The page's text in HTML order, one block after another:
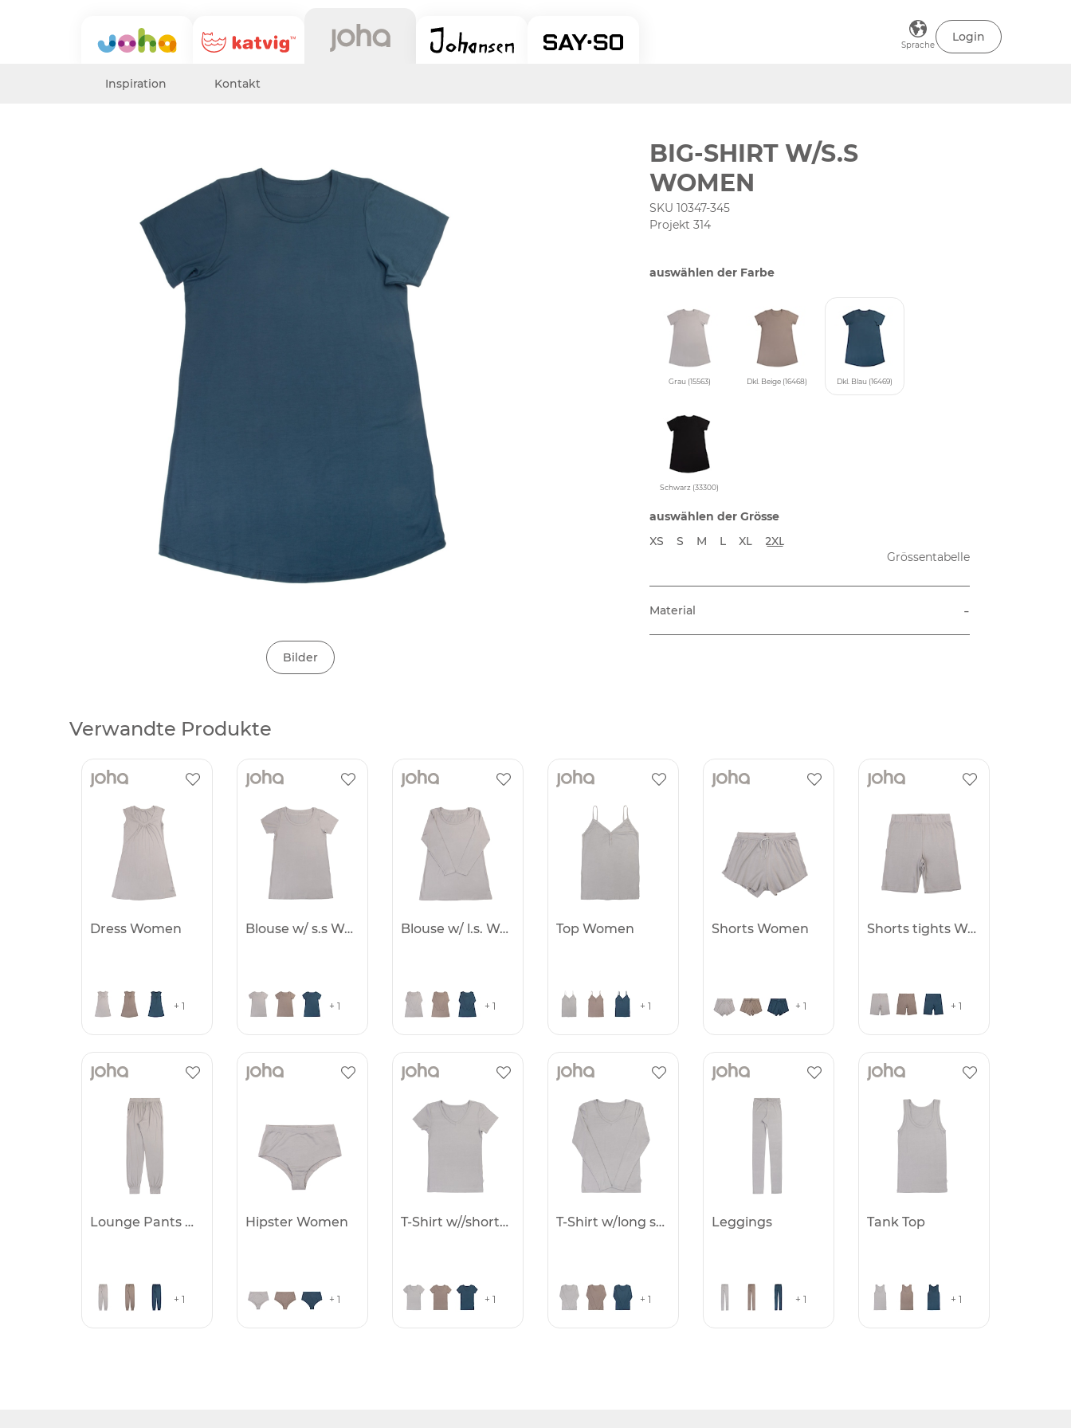
Sprache
Login
Inspiration Kontakt
Bilder
BIG-SHIRT W/S.S
WOMEN
SKU 10347-345
Projekt 314
auswählen der Farbe
Grau (15563) Dkl. Beige (16468) Dkl. Blau (16469)
Schwarz (33300)
auswählen der Grösse
XS
S M L XL
2XL
Grössentabelle
Material -
Verwandte Produkte
Dress Women
+ 1
Blouse w/ s.s Women
+ 1
Blouse w/ l.s. Women
+ 1
Top Women
+ 1
Shorts Women
+ 1
Shorts tights Women
+ 1
Lounge Pants Women
+ 1
Hipster Women
+ 1
T-Shirt w//short sleve
+ 1
T-Shirt w/long sleeves
+ 1
Leggings
+ 1
Tank Top
+ 1